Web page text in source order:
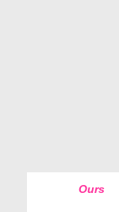
Ours